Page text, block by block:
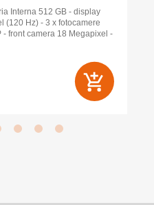
Interna 512 GB - display
(120 Hz) - 3 x fotocamere
- front camera 18 Megapixel -